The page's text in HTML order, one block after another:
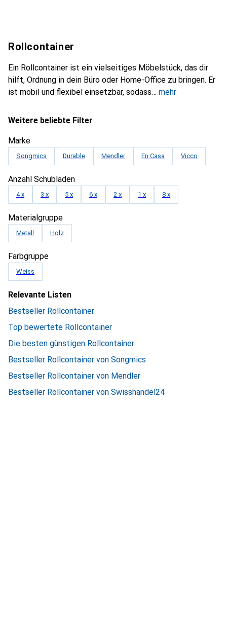
Rollcontainer
Ein Rollcontainer ist ein vielseitiges Möbelstück, das dir
hilft, Ordnung in dein Büro oder Home-Office zu bringen. Er
ist mobil und flexibel einsetzbar, sodass
mehr
Weitere beliebte Filter
Marke
Songmics Durable Mendler En.Casa Vicco
Anzahl Schubladen
4 x 3 x 5 x 6 x 2 x 1 x 8 x
Materialgruppe
Metall Holz
Farbgruppe
Weiss
Relevante Listen
Bestseller Rollcontainer
Top bewertete Rollcontainer
Die besten günstigen Rollcontainer
Bestseller Rollcontainer von Songmics
Bestseller Rollcontainer von Mendler
Bestseller Rollcontainer von Swisshandel24